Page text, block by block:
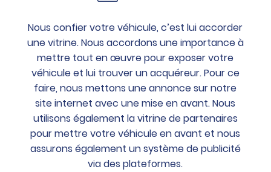
Nous confier votre véhicule, c’est lui accorder
une vitrine. Nous accordons une importance à
mettre tout en œuvre pour exposer votre
véhicule et lui trouver un acquéreur. Pour ce
faire, nous mettons une annonce sur notre
site internet avec une mise en avant. Nous
utilisons également la vitrine de partenaires
pour mettre votre véhicule en avant et nous
assurons également un système de publicité
via des plateformes.